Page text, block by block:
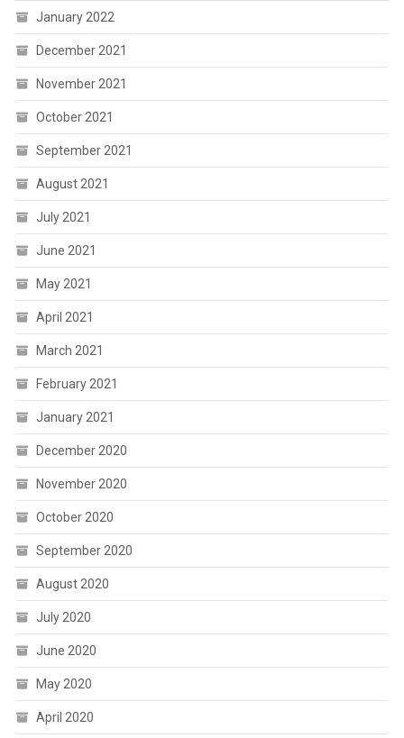
January 2022
December 2021
November 2021
October 2021
September 2021
August 2021
July 2021
June 2021
May 2021
April 2021
March 2021
February 2021
January 2021
December 2020
November 2020
October 2020
September 2020
August 2020
July 2020
June 2020
May 2020
April 2020